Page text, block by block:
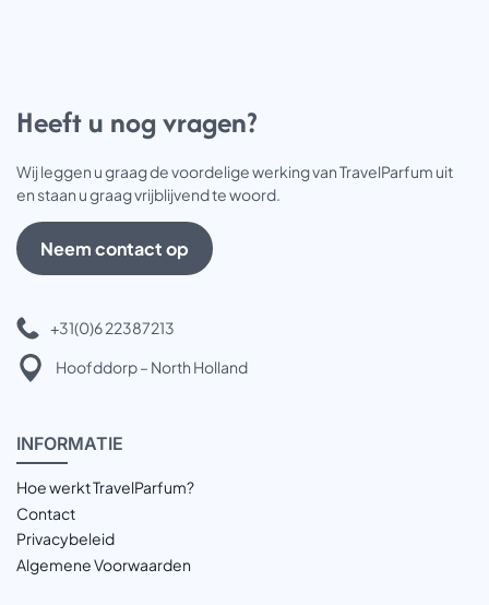
Heeft u nog vragen?
Wij leggen u graag de voordelige werking van TravelParfum uit
en staan u graag vrijblijvend te woord.
Neem contact op
+31(0)6 22387213
Hoofddorp – North Holland
INFORMATIE
Hoe werkt TravelParfum?
Contact
Privacybeleid
Algemene Voorwaarden